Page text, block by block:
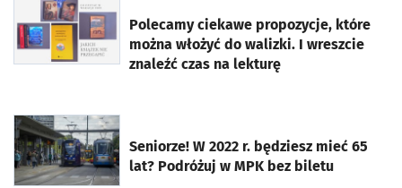
Polecamy ciekawe propozycje, które
można włożyć do walizki. I wreszcie
znaleźć czas na lekturę
otworzy się w nowej karcie
Seniorze! W 2022 r. będziesz mieć 65
lat? Podróżuj w MPK bez biletu
otworzy się w nowej karcie